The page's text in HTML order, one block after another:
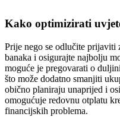
Kako optimizirati
Prije nego se odlučite prijaviti
banaka i osigurajte najbolju
moguće je pregovarati o
što može dodatno smanjiti
obično planiraju unaprijed i
omogućuje redovnu otplatu
financijskih problema.